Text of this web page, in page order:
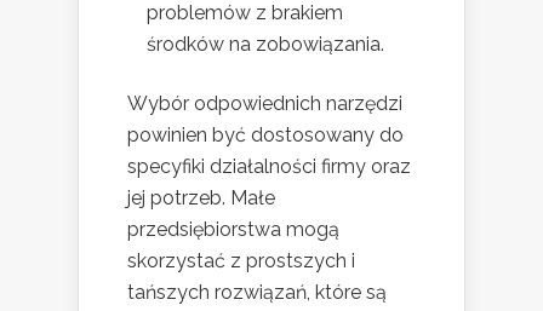
problemów z brakiem
środków na zobowiązania.
Wybór odpowiednich narzędzi
powinien być dostosowany do
specyfiki działalności firmy oraz
jej potrzeb. Małe
przedsiębiorstwa mogą
skorzystać z prostszych i
tańszych rozwiązań, które są